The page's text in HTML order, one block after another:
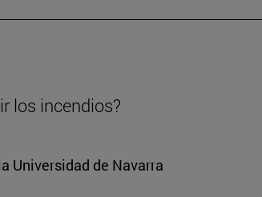
los incendios?
Universidad de Navarra